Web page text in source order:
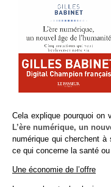
Cela explique pourquoi on
L’ère numérique, un
numérique qui cherchent
ce qui concerne la santé ou
Une économie de l’offre